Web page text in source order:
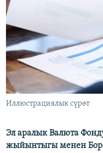
АЗАТТЫК+
ЫҢГАЙСЫЗ СУРООЛОР
ЭЕ/АРнун бардык
Иллюстрациялык сүрөт
Эл аралык Валюта
жыйынтыгы менен